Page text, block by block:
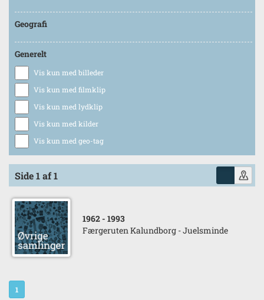
Geografi
Generelt
Vis kun med billeder
Vis kun med filmklip
Vis kun med lydklip
Vis kun med kilder
Vis kun med geo-tag
Side 1 af 1
1962 - 1993
Færgeruten Kalundborg - Juelsminde
1